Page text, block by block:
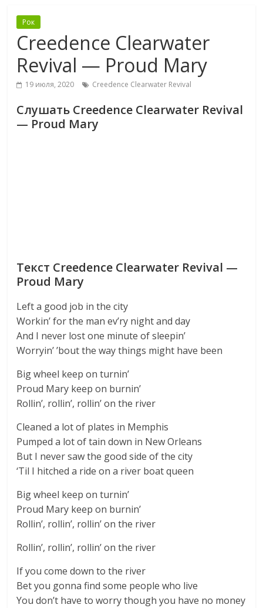
Рок
Creedence Clearwater
Revival — Proud Mary
19 июля, 2020 Creedence Clearwater Revival
Слушать Creedence Clearwater Revival
— Proud Mary
Текст Creedence Clearwater Revival —
Proud Mary
Left a good job in the city
Workin’ for the man ev’ry night and day
And I never lost one minute of sleepin’
Worryin’ ’bout the way things might have been
Big wheel keep on turnin’
Proud Mary keep on burnin’
Rollin’, rollin’, rollin’ on the river
Cleaned a lot of plates in Memphis
Pumped a lot of tain down in New Orleans
But I never saw the good side of the city
‘Til I hitched a ride on a river boat queen
Big wheel keep on turnin’
Proud Mary keep on burnin’
Rollin’, rollin’, rollin’ on the river
Rollin’, rollin’, rollin’ on the river
If you come down to the river
Bet you gonna find some people who live
You don’t have to worry though you have no money